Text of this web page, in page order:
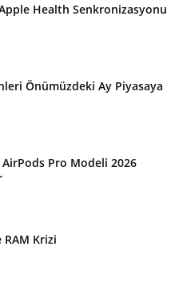
Health Senkronizasyonu
Önümüzdeki Ay Piyasaya
AirPods Pro Modeli 2026
RAM Krizi